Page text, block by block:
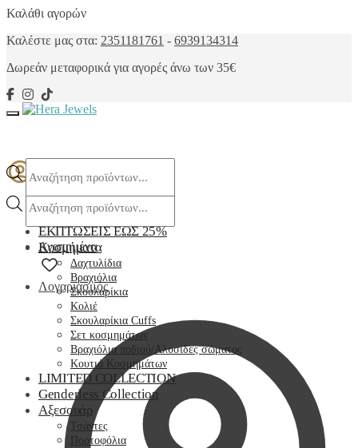
Skip
navigation
Skip
content
Καλάθι αγορών
Καλέστε μας στα: 2351181761 - 6939134314
Δωρεάν μεταφορικά για αγορές άνω των 35€
Products
search
Αγαπημένα
Λογαριασμός
Products
search
ΕΚΠΤΩΣΕΙΣ ΕΩΣ 25%
Κοσμήματα
Δαχτυλίδια
Βραχιόλια
Σκουλαρίκια
Κολιέ
Σκουλαρίκια Cuffs
Σετ κοσμημάτων
Βραχιόλια ποδιού/Αλυσίδες σώματος
Κουτιά Κοσμημάτων
LIMITED COLLECTION
Genderless Collection
Αξεσουάρ
Τσάντες
Πορτοφόλια